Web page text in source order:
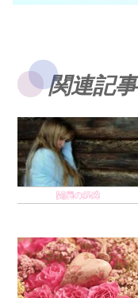
関連記事
闘病の経緯